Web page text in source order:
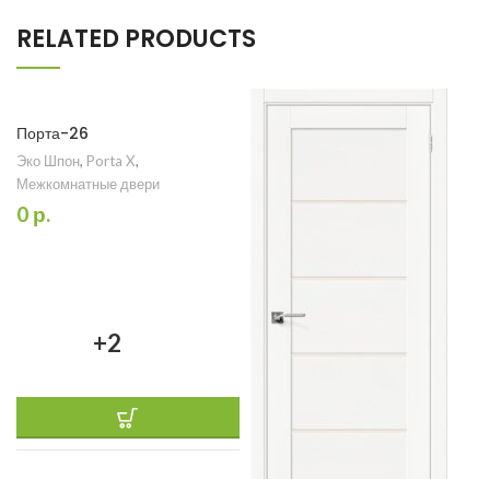
RELATED PRODUCTS
Порта-26
Эко Шпон, Porta X,
Межкомнатные двери
0 р.
+2